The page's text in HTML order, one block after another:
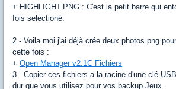
+ HIGHLIGHT.PNG : C'est la petit barre qui
fois selectioné.
2 - Voila moi j'ai déjà crée deux photos png
cette fois :
+ Open Manager v2.1C Fichiers
3 - Copier ces fichiers a la racine d'une clé
dur que vous utilisez pour vos backup Jeux.